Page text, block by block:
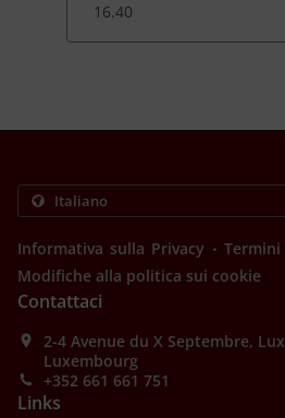
16.40
Informativa sulla Privacy .
Modifiche alla politica sui cookie
Contattaci
2-4 Avenue du X Septembre,
Luxembourg
+352 661 661 751
Links